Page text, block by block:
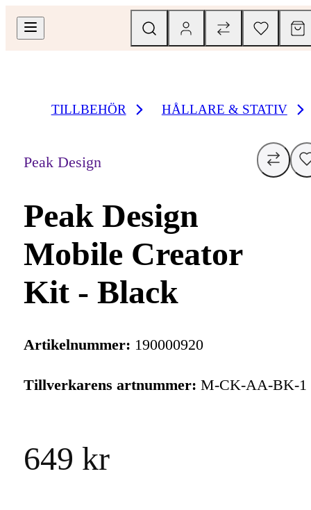
TILLBEHÖR HÅLLARE & STATIV
Peak Design
Peak Design
Mobile Creator
Kit - Black
Artikelnummer: 190000920
Tillverkarens artnummer: M-CK-AA-BK-1
649 kr